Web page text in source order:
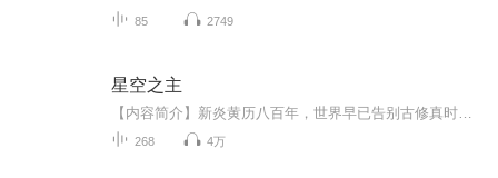
85 2749
星空之主
268 4万